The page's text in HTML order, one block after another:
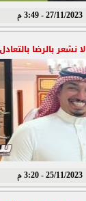
27/11/2023 - 3:49 م
نشعر بالرضا
25/11/2023 - 3:20 م